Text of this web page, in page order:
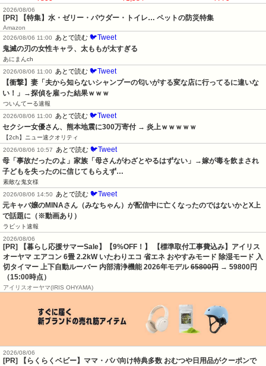
2026/08/06
[PR] 【特集】水・ゼリー・パウダー・トイレ… ペットの防災特集
Amazon
2026/08/06 11:00 あとで読む 🐦Tweet
鬼滅の刃の女性キャラ、太ももが太すぎる
あにまんch
2026/08/06 11:00 あとで読む 🐦Tweet
【衝撃】妻「夫から知らないシャンプーの匂いがする変な店に行ってるに違いな
い！」→探偵を雇った結果ｗｗｗ
ついんてーる速報
2026/08/06 11:00 あとで読む 🐦Tweet
セクシー女優さん、熊本地震に300万寄付 → 炎上ｗｗｗｗｗ
【2ch】ニュー速クオリティ
2026/08/06 10:57 あとで読む 🐦Tweet
母「事故だったのよ」家族「母さんがわざとやるはずない」→嫁が毒を飲まされ
子どもを失ったのに信じてもらえず…
素敵な鬼女様
2026/08/06 14:50 あとで読む 🐦Tweet
元キャバ嬢のMINAさん（みなちゃん）が配信中に亡くなったのではないかとX上
で話題に（※動画あり）
ラビット速報
2026/08/06
[PR] 【暮らし応援サマーSale】【9%OFF！】 【標準取付工事費込み】アイリス
オーヤマ エアコン 6畳 2.2kW いたわりエコ 省エネ おやすみモード 除湿モード 入
切タイマー 上下自動ルーバー 内部清浄機能 2026年モデル65800円 → 59800円
（15:00時点）
アイリスオーヤマ(IRIS OHYAMA)
2026/08/06
[PR] 【らくらくベビー】ママ・パパ向け特典多数 おむつや日用品がクーポンで